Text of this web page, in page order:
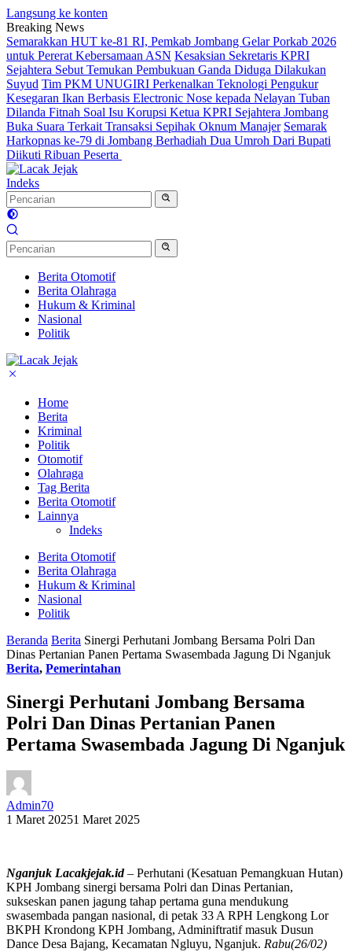
Langsung ke konten
Breaking News
Semarakkan HUT ke-81 RI, Pemkab Jombang Gelar Porkab 2026
untuk Pererat Kebersamaan ASN Kesaksian Sekretaris KPRI
Sejahtera Sebut Temukan Pembukuan Ganda Diduga Dilakukan
Suyud Tim PKM UNUGIRI Perkenalkan Teknologi Pengukur
Kesegaran Ikan Berbasis Electronic Nose kepada Nelayan Tuban
Dilanda Fitnah Soal Isu Korupsi Ketua KPRI Sejahtera Jombang
Buka Suara Terkait Transaksi Sepihak Oknum Manajer Semarak
Harkopnas ke-79 di Jombang Berhadiah Dua Umroh Dari Bupati
Diikuti Ribuan Peserta
Indeks
Berita Otomotif
Berita Olahraga
Hukum & Kriminal
Nasional
Politik
Home
Berita
Kriminal
Politik
Otomotif
Olahraga
Tag Berita
Berita Otomotif
Lainnya
Indeks
Berita Otomotif
Berita Olahraga
Hukum & Kriminal
Nasional
Politik
Beranda Berita Sinergi Perhutani Jombang Bersama Polri Dan
Dinas Pertanian Panen Pertama Swasembada Jagung Di Nganjuk
Berita, Pemerintahan
Sinergi Perhutani Jombang Bersama
Polri Dan Dinas Pertanian Panen
Pertama Swasembada Jagung Di Nganjuk
Admin70
1 Maret 20251 Maret 2025
Nganjuk Lacakjejak.id– Perhutani (Kesatuan Pemangkuan Hutan)
KPH Jombang sinergi bersama Polri dan Dinas Pertanian,
sukseskan panen jagung tahap pertama guna mendukung
swasembada pangan nasional, di petak 33 A RPH Lengkong Lor
BKPH Krondong KPH Jombang, Adminiftratif masuk Dusun
Dance Desa Bajang, Kecamatan Ngluyu, Nganjuk. Rabu(26/02)